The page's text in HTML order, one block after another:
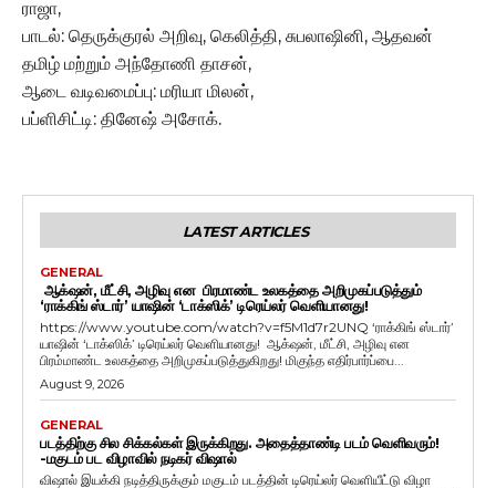
ராஜா,
பாடல்: தெருக்குரல் அறிவு, கெலித்தி, சுபலாஷினி, ஆதவன்
தமிழ் மற்றும் அந்தோணி தாசன்,
ஆடை வடிவமைப்பு: மரியா மிலன்,
பப்ளிசிட்டி: தினேஷ் அசோக்.
LATEST ARTICLES
GENERAL
ஆக்‌ஷன், மீட்சி, அழிவு என பிரமாண்ட உலகத்தை அறிமுகப்படுத்தும்
‘ராக்கிங் ஸ்டார்’ யாஷின் ‘டாக்ஸிக்’ டிரெய்லர் வெளியானது!
https://www.youtube.com/watch?v=f5M1d7r2UNQ ‘ராக்கிங் ஸ்டார்’
யாஷின் ‘டாக்ஸிக்’ டிரெய்லர் வெளியானது! ஆக்‌ஷன், மீட்சி, அழிவு என
பிரம்மாண்ட உலகத்தை அறிமுகப்படுத்துகிறது! மிகுந்த எதிர்பார்ப்பை...
August 9, 2026
GENERAL
படத்திற்கு சில சிக்கல்கள் இருக்கிறது. அதைத்தாண்டி படம் வெளிவரும்!
-மகுடம் பட விழாவில் நடிகர் விஷால்
விஷால் இயக்கி நடித்திருக்கும் மகுடம் படத்தின் டிரெய்லர் வெளியீட்டு விழா